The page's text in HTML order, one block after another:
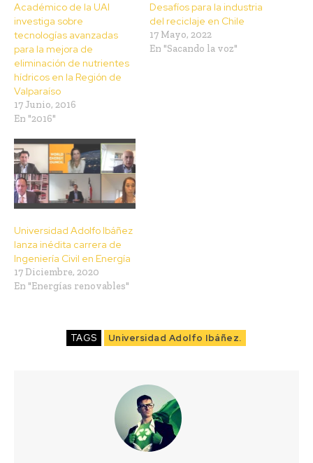
Académico de la UAI
investiga sobre
tecnologías avanzadas
para la mejora de
eliminación de nutrientes
hídricos en la Región de
Valparaíso
17 Junio, 2016
En "2016"
Desafíos para la industria
del reciclaje en Chile
17 Mayo, 2022
En "Sacando la voz"
Universidad Adolfo Ibáñez
lanza inédita carrera de
Ingeniería Civil en Energía
17 Diciembre, 2020
En "Energías renovables"
TAGS Universidad Adolfo Ibáñez.